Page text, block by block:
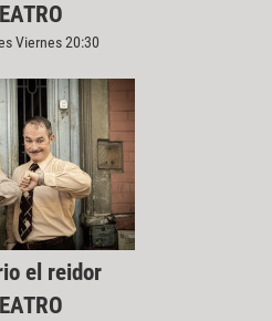
Viernes 20:30
el reidor